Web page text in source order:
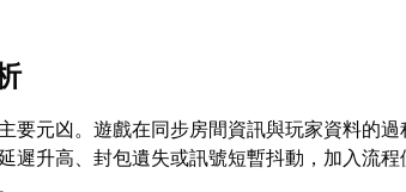
要元凶。遊戲在同步房間資訊與玩家資料的
升高、封包遺失或訊號短暫抖動，加入流程